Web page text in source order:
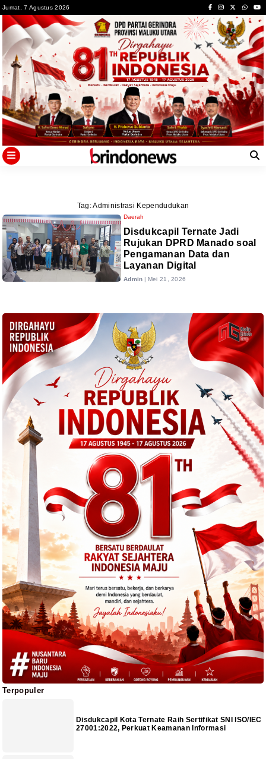
to
content
Jumat, 7 Agustus 2026
Tag:Administrasi Kependudukan
Daerah
Disdukcapil Ternate Jadi
Rujukan DPRD Manado soal
Pengamanan Data dan
Layanan Digital
Admin | Mei 21, 2026
Terpopuler
Disdukcapil Kota Ternate Raih Sertifikat SNI ISO/IEC
27001:2022, Perkuat Keamanan Informasi